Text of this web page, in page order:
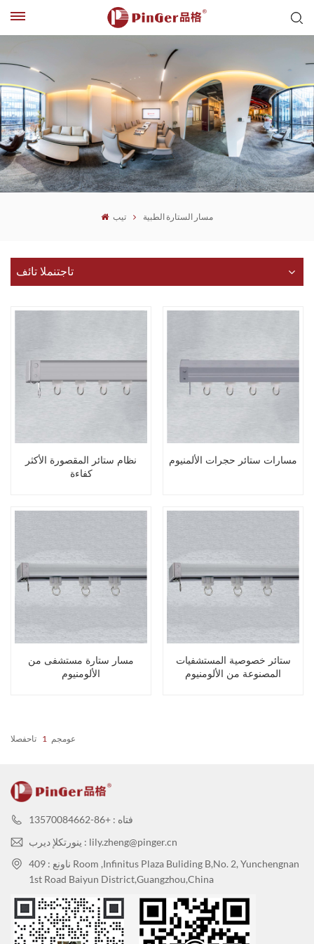
تيب مسار الستارة الطبية
تاجتنملا تائف
نظام ستائر المقصورة الأكثر
كفاءة
مسارات ستائر حجرات الألمنيوم
مسار ستارة مستشفى من
الألومنيوم
ستائر خصوصية المستشفيات
المصنوعة من الألومنيوم
عومجم 1 تاحفصلا
فتاه : +86-13570084662
ينورتكلإ ديرب : lily.zheng@pinger.cn
ناونع : 409 Room ,Infinitus Plaza Buliding B,No. 2, Yunchengnan
1st Road Baiyun District,Guangzhou,China